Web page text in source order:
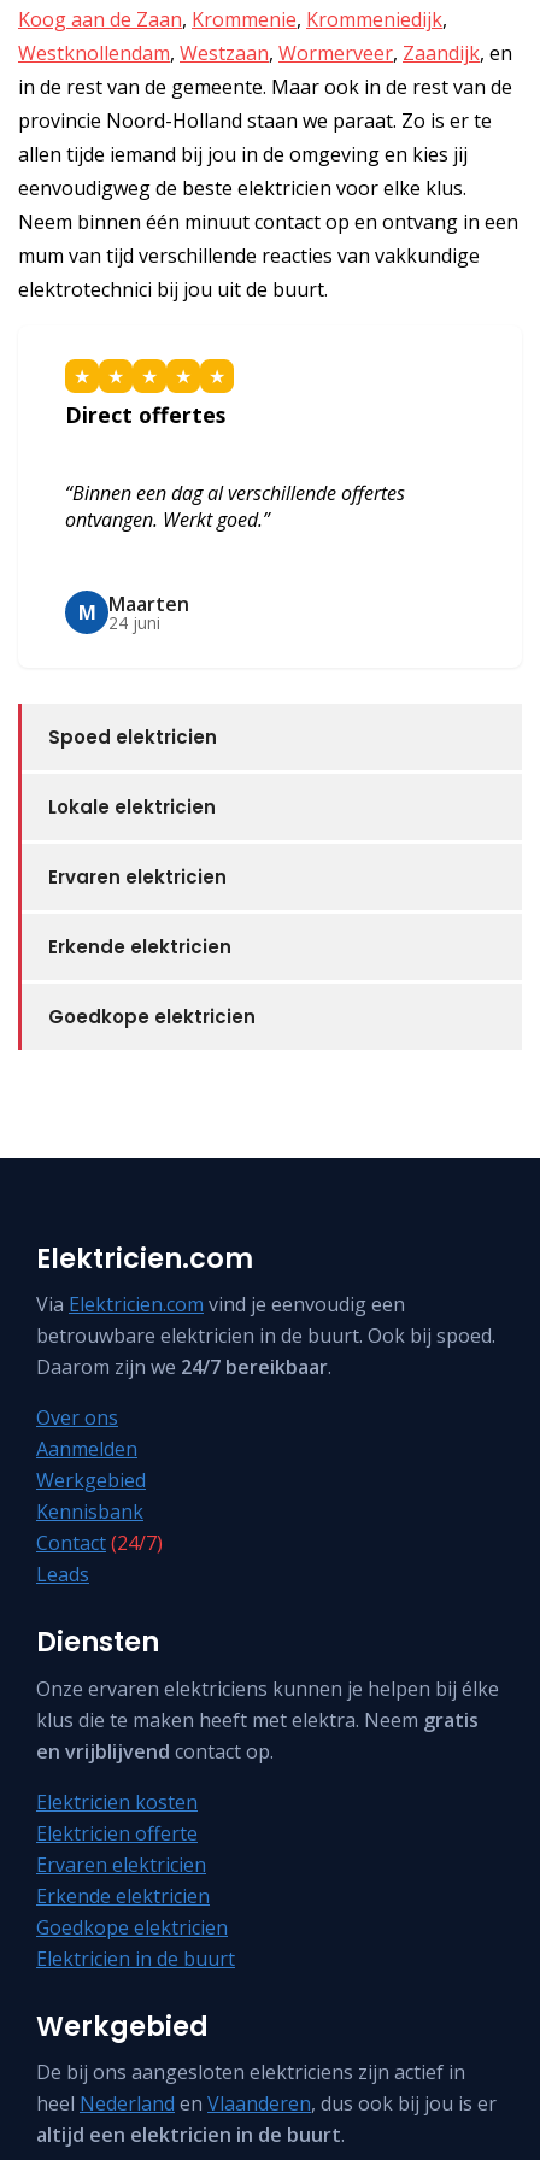
Koog aan de Zaan, Krommenie, Krommeniedijk,
Westknollendam, Westzaan, Wormerveer, Zaandijk, en
in de rest van de gemeente. Maar ook in de rest van de
provincie Noord-Holland staan we paraat. Zo is er te
allen tijde iemand bij jou in de omgeving en kies jij
eenvoudigweg de beste elektricien voor elke klus.
Neem binnen één minuut contact op en ontvang in een
mum van tijd verschillende reacties van vakkundige
elektrotechnici bij jou uit de buurt.
★ ★ ★ ★ ★
Direct offertes
“Binnen een dag al verschillende offertes
ontvangen. Werkt goed.”
M Maarten
24 juni
Spoed elektricien
Lokale elektricien
Ervaren elektricien
Erkende elektricien
Goedkope elektricien
Elektricien.com
Via Elektricien.com vind je eenvoudig een
betrouwbare elektricien in de buurt. Ook bij spoed.
Daarom zijn we 24/7 bereikbaar.
Over ons
Aanmelden
Werkgebied
Kennisbank
Contact(24/7)
Leads
Diensten
Onze ervaren elektriciens kunnen je helpen bij élke
klus die te maken heeft met elektra. Neem gratis
en vrijblijvend contact op.
Elektricien kosten
Elektricien offerte
Ervaren elektricien
Erkende elektricien
Goedkope elektricien
Elektricien in de buurt
Werkgebied
De bij ons aangesloten elektriciens zijn actief in
heel Nederland en Vlaanderen, dus ook bij jou is er
altijd een elektricien in de buurt.